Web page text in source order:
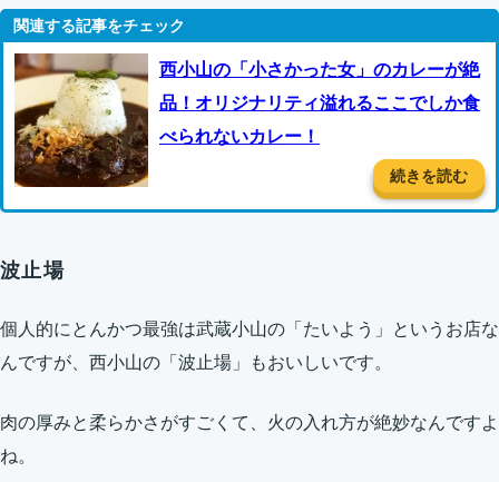
西小山の「小さかった女」のカレーが絶
品！オリジナリティ溢れるここでしか食
べられないカレー！
続きを読む
波止場
個人的にとんかつ最強は武蔵小山の「たいよう」というお店な
んですが、西小山の「波止場」もおいしいです。
肉の厚みと柔らかさがすごくて、火の入れ方が絶妙なんですよ
ね。